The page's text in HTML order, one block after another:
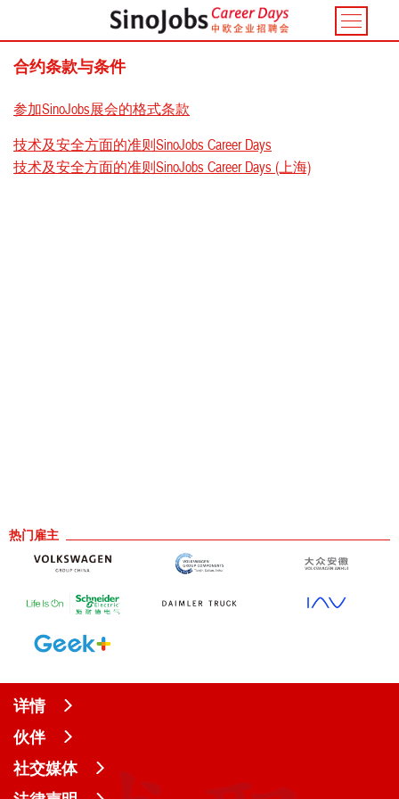
Toggle
合约条款与条件
参加SinoJobs展会的格式条款
技术及安全方面的准则SinoJobs Career Days
技术及安全方面的准则SinoJobs Career Days (上海)
热门雇主
详情
伙伴
社交媒体